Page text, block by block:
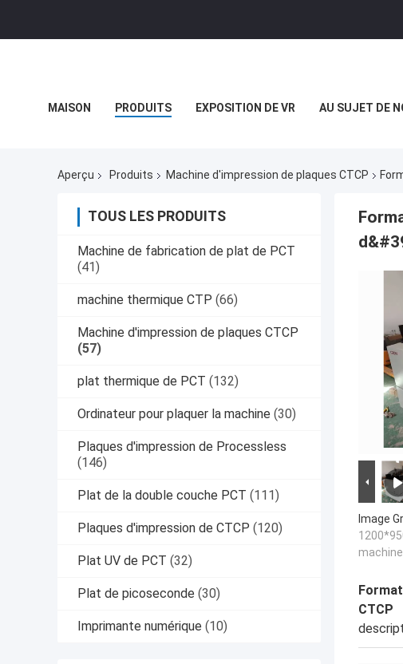
MAISON PRODUITS EXPOSITION DE VR AU SUJET DE
Aperçu Produits Machine d'impression de plaques CTCP
TOUS LES PRODUITS
Machine de fabrication de plat de PCT
(41)
machine thermique CTP (66)
Machine d'impression de plaques CTCP
(57)
plat thermique de PCT (132)
Ordinateur pour plaquer la machine (30)
Plaques d'impression de Processless
(146)
Plat de la double couche PCT (111)
Plaques d'impression de CTCP (120)
Plat UV de PCT (32)
Plat de picoseconde (30)
Imprimante numérique (10)
Image
CTCP